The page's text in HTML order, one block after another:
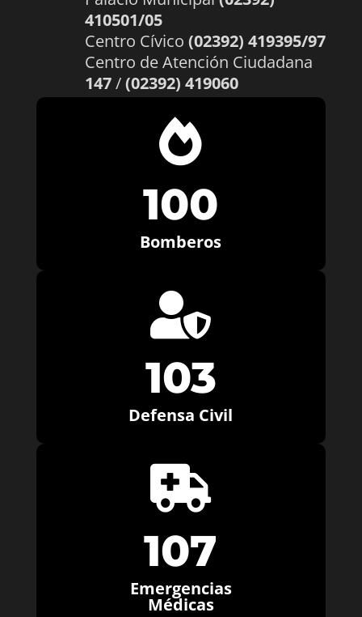
410501/05
Centro Cívico (02392) 419395/97
Centro de Atención Ciudadana
147/(02392) 419060

100
Bomberos

103
Defensa Civil

107
Emergencias
Médicas